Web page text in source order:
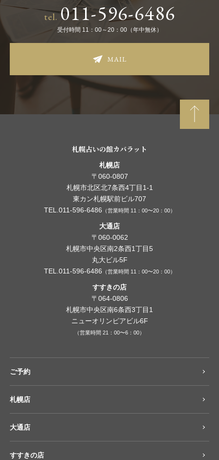
tel.011-596-6486
受付時間 11：00～20：00（年中無休）
MAIL
札幌占いの館カバラット
札幌店
〒060-0807
札幌市北区北7条西4丁目1-1
東カン札幌駅前ビル707
TEL.011-596-6486 （営業時間 11：00〜20：00）
大通店
〒060-0062
札幌市中央区南2条西1丁目5
丸大ビル5F
TEL.011-596-6486 （営業時間 11：00〜20：00）
すすきの店
〒064-0806
札幌市中央区南6条西3丁目1
ニューオリンピアビル6F
（営業時間 21：00〜6：00）
ご予約
札幌店
大通店
すすきの店